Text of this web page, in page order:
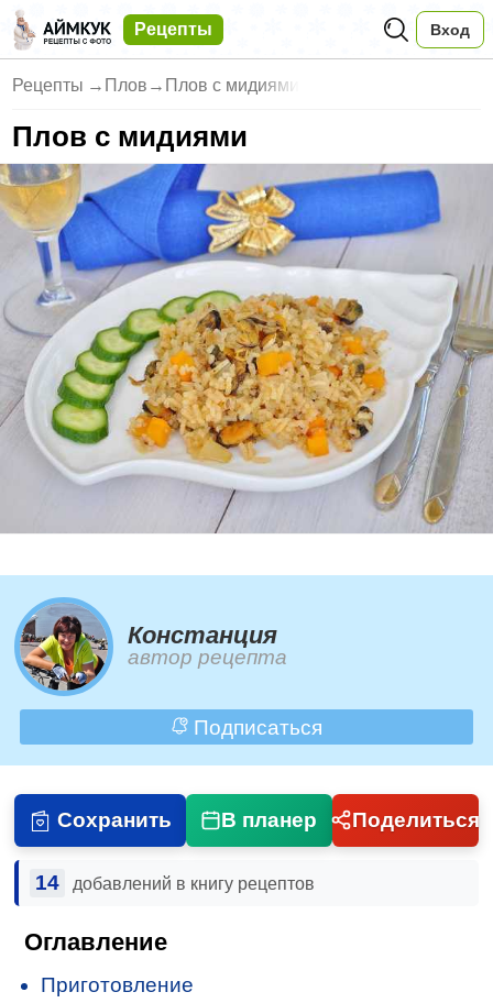
Рецепты Вход
Рецепты → Плов → Плов с мидиями
Плов с мидиями
Констанция
автор рецепта
Подписаться
Сохранить В планер Поделиться
14 добавлений в книгу рецептов
Оглавление
Приготовление